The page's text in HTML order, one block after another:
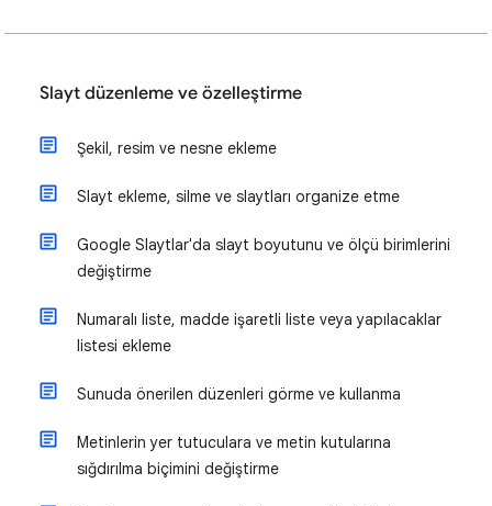
Slayt düzenleme ve özelleştirme
Şekil, resim ve nesne ekleme
Slayt ekleme, silme ve slaytları organize etme
Google Slaytlar'da slayt boyutunu ve ölçü birimlerini
değiştirme
Numaralı liste, madde işaretli liste veya yapılacaklar
listesi ekleme
Sunuda önerilen düzenleri görme ve kullanma
Metinlerin yer tutuculara ve metin kutularına
sığdırılma biçimini değiştirme